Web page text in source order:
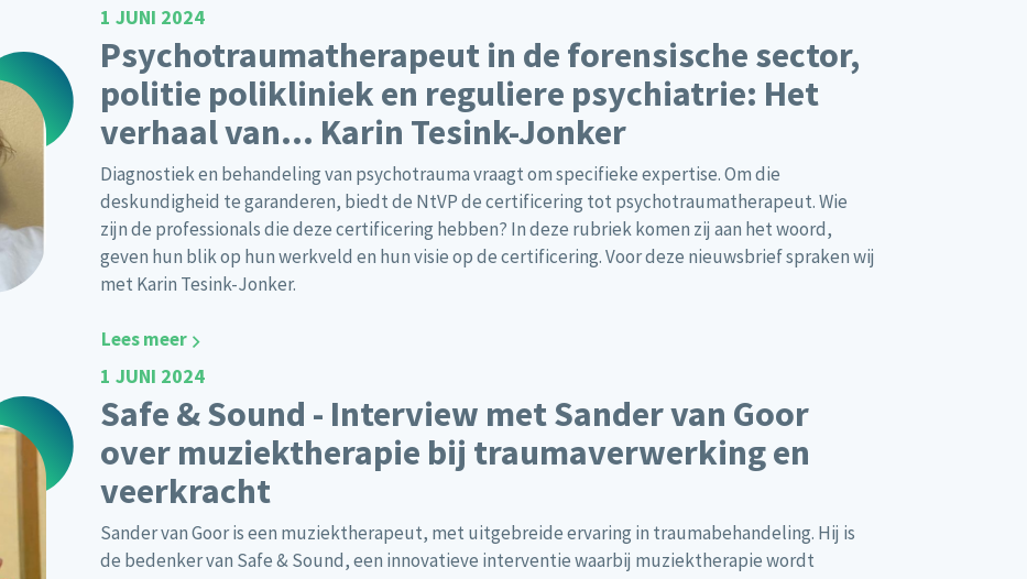
1 JUNI 2024
Psychotraumatherapeut in de forensische sector,
politie polikliniek en reguliere psychiatrie: Het
verhaal van… Karin Tesink-Jonker
Diagnostiek en behandeling van psychotrauma vraagt om specifieke expertise. Om die
deskundigheid te garanderen, biedt de NtVP de certificering tot psychotraumatherapeut. Wie
zijn de professionals die deze certificering hebben? In deze rubriek komen zij aan het woord,
geven hun blik op hun werkveld en hun visie op de certificering. Voor deze nieuwsbrief spraken wij
met Karin Tesink-Jonker.
Lees meer
1 JUNI 2024
Safe & Sound - Interview met Sander van Goor
over muziektherapie bij traumaverwerking en
veerkracht
Sander van Goor is een muziektherapeut, met uitgebreide ervaring in traumabehandeling. Hij is
de bedenker van Safe & Sound, een innovatieve interventie waarbij muziektherapie wordt